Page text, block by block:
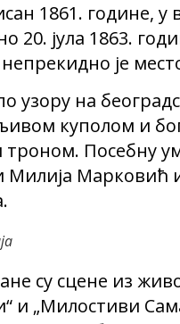
1861. године,
20. јула 1863.
непрекидно је
узору на
куполом и
троном. Посебну
Милија
су сцене из
и „Милостиви